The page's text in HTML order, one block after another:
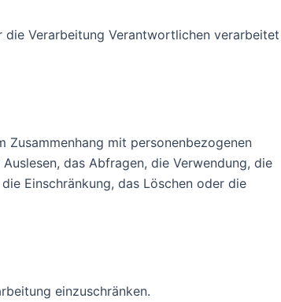
Verarbeitung Verantwortlichen verarbeitet
mit personenbezogenen
das Abfragen, die Verwendung, die
Einschränkung, das Löschen oder die
einzuschränken.